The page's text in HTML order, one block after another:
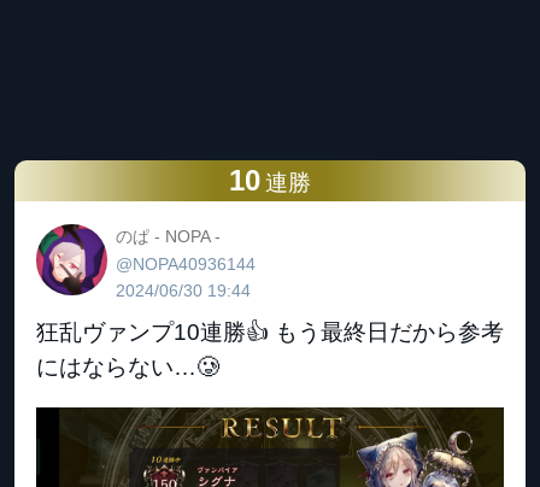
10 連勝
のぱ - NOPA -
@NOPA40936144
2024/06/30 19:44
狂乱ヴァンプ10連勝👍 もう最終日だから参考
にはならない…🥲